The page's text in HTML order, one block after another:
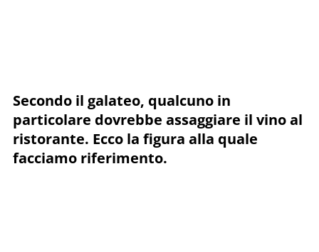
Secondo il galateo, qualcuno in
particolare dovrebbe assaggiare il vino al
ristorante. Ecco la figura alla quale
facciamo riferimento.